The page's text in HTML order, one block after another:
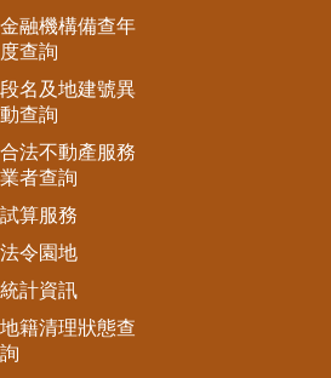
金融機構備查年
度查詢
段名及地建號異
動查詢
合法不動產服務
業者查詢
試算服務
法令園地
統計資訊
地籍清理狀態查
詢